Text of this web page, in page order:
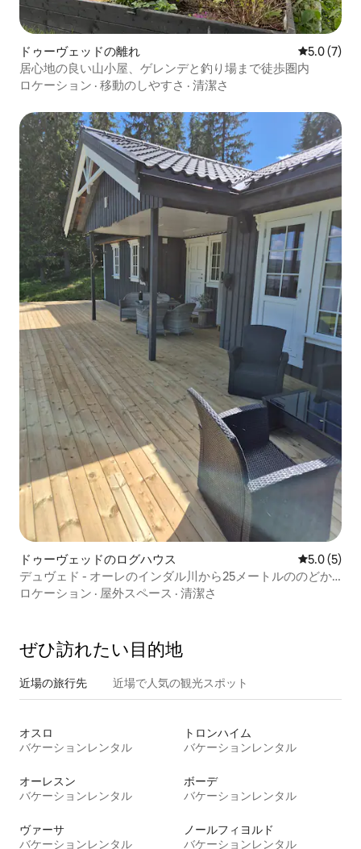
ドゥーヴェッドの離れ レビュー7
5.0 (7)
居心地の良い山小屋、ゲレンデと釣り場まで徒歩圏内
ロケーション · 移動のしやすさ · 清潔さ
ドゥーヴェッドのログハウス レビュー5
5.0 (5)
デュヴェド - オーレのインダル川から25メートルののどか
な場所に滞在
ロケーション · 屋外スペース · 清潔さ
ぜひ訪⁠れ⁠た⁠い目⁠的⁠地
近場の旅行先 近場で人気の観光スポット
オスロ
バケーションレンタル
トロンハイム
バケーションレンタル
オーレスン
バケーションレンタル
ボーデ
バケーションレンタル
ヴァーサ
バケーションレンタル
ノールフィヨルド
バケーションレンタル